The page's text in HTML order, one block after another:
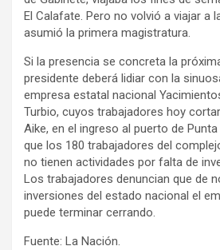
El Calafate. Pero no volvió a viajar a
asumió la primera magistratura.
Si la presencia se concreta la
presidente deberá lidiar con la
empresa estatal nacional
Turbio, cuyos trabajadores hoy
Aike, en el ingreso al puerto de
que los 180 trabajadores del
no tienen actividades por falta de
Los trabajadores denuncian que de
inversiones del estado nacional el
puede terminar cerrando.
Fuente: La Nación.